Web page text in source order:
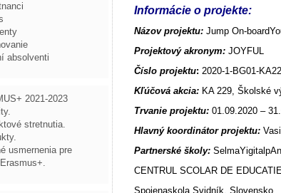
absolventi
2021-2023
stretnutia.
usmernenia pre
Informácie o projekte:
Názov projektu: Jump On-
Projektový akronym: JOYFUL
Číslo projektu: 2020-1-BG01-
Kľúčová akcia: KA 229, Školské
Trvanie projektu: 01.09.2020 –
Hlavný koordinátor projektu:
Partnerské školy:
CENTRUL SCOLAR DE
Spojenaskola Svidník, Slovensko